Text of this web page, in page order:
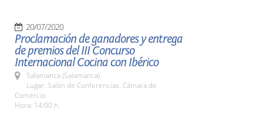
20/07/2020
Proclamación de ganadores y entrega
de premios del III Concurso
Internacional Cocina con Ibérico
Salamanca (Salamanca)
Lugar: Salón de Conferencias. Cámara de
Comercio
Hora: 14:00 h.